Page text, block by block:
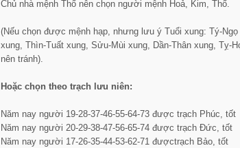
Chủ nhà mệnh Thổ nên chọn người mệnh Hoả, Kim, Thổ.
(Nếu chọn được mệnh hạp, nhưng lưu ý Tuổi xung: Tý-Ngọ
xung, Thìn-Tuất xung, Sửu-Mùi xung, Dần-Thân xung, Tỵ-
nên tránh).
Hoặc chọn theo trạch lưu niên:
Năm nay người 19-28-37-46-55-64-73 được trạch Phúc, tốt
Năm nay người 20-29-38-47-56-65-74 được trạch Đức, tốt
Năm nay người 17-26-35-44-53-62-71 đượctrạch Bảo, tốt